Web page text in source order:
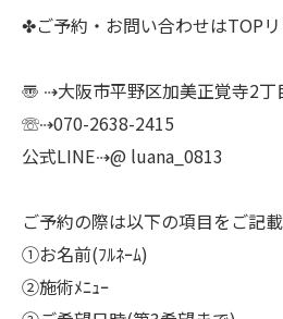
✤ご予約・お問い合わせはTOP
〠 ⇢大阪市平野区加美正覚寺2丁
☏⇢070-2638-2415
公式LINE⇢@ luana_0813
ご予約の際は以下の項目をご記
①お名前(ﾌﾙﾈｰﾑ)
②施術ﾒﾆｭｰ